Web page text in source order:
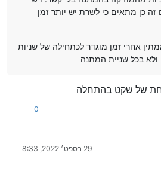
כן מתאים כי לשרת יש יותר זמן
אחרי זמן מוגדר לכתחילה של שניות
בכל שניית המתנה
של שקט בהתחלה
0
29 בספט׳ 2022, 8:33